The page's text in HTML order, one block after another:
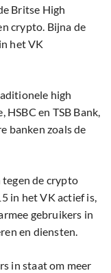
Britse High
crypto. Bijna de
het VK
high
en TSB Bank,
banken zoals de
tegen de crypto
in het VK actief is,
gebruikers in
en diensten.
in staat om meer